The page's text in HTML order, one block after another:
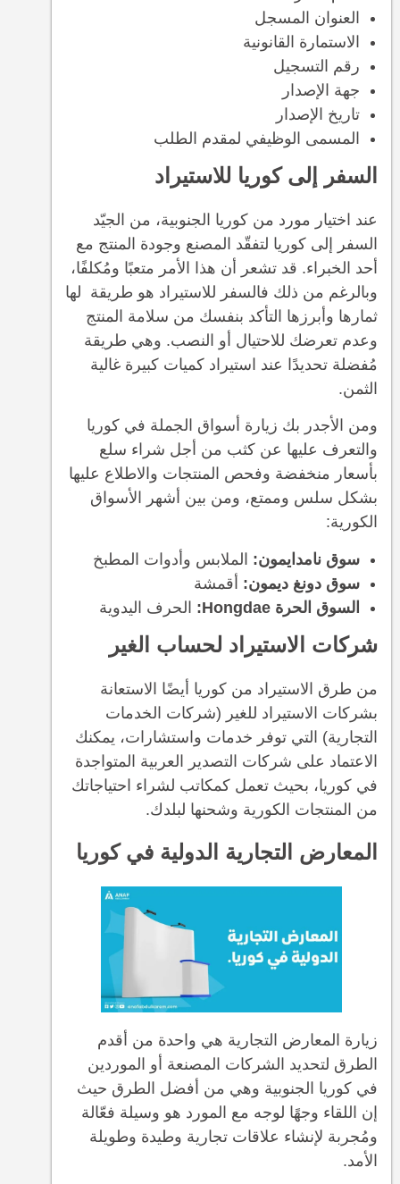
العنوان المسجل
الاستمارة القانونية
رقم التسجيل
جهة الإصدار
تاريخ الإصدار
المسمى الوظيفي لمقدم الطلب
السفر إلى كوريا للاستيراد
عند اختيار مورد من كوريا الجنوبية، من الجيّد
السفر إلى كوريا لتفقّد المصنع وجودة المنتج مع
أحد الخبراء. قد تشعر أن هذا الأمر متعبًا ومُكلفًا،
وبالرغم من ذلك فالسفر للاستيراد هو طريقة لها
ثمارها وأبرزها التأكد بنفسك من سلامة المنتج
وعدم تعرضك للاحتيال أو النصب. وهي طريقة
مُفضلة تحديدًا عند استيراد كميات كبيرة غالية
الثمن.
ومن الأجدر بك زيارة أسواق الجملة في كوريا
والتعرف عليها عن كثب من أجل شراء سلع
بأسعار منخفضة وفحص المنتجات والاطلاع عليها
بشكل سلس وممتع، ومن بين أشهر الأسواق
الكورية:
سوق نامدايمون: الملابس وأدوات المطبخ
سوق دونغ ديمون: أقمشة
السوق الحرة Hongdae:
الحرف اليدوية
شركات الاستيراد لحساب الغير
من طرق الاستيراد من كوريا أيضًا الاستعانة
بشركات الاستيراد للغير (شركات الخدمات
التجارية) التي توفر خدمات واستشارات، يمكنك
الاعتماد على شركات التصدير العربية المتواجدة
في كوريا، بحيث تعمل كمكاتب لشراء احتياجاتك
من المنتجات الكورية وشحنها لبلدك.
المعارض التجارية الدولية في كوريا
زيارة المعارض التجارية هي واحدة من أقدم
الطرق لتحديد الشركات المصنعة أو الموردين
في كوريا الجنوبية وهي من أفضل الطرق حيث
إن اللقاء وجهًا لوجه مع المورد هو وسيلة فعّالة
ومُجربة لإنشاء علاقات تجارية وطيدة وطويلة
الأمد.